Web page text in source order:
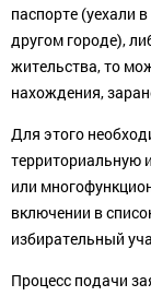
паспорте (уехали
другом городе),
жительства, то
нахождения,
Для этого
территориальную
или
включении в
избирательный
Процесс подачи